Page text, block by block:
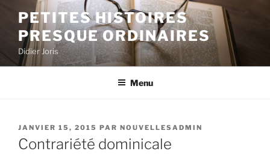
contenu
principal
PETITES HISTOIRES
PRESQUE ORDINAIRES
Didier Joris
Menu
PUBLIÉ
LE
JANVIER 15, 2015 PAR NOUVELLESADMIN
Contrariété dominicale